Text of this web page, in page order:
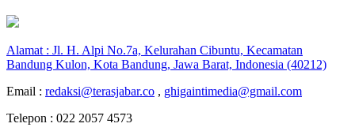
Alamat : Jl. H. Alpi No.7a, Kelurahan Cibuntu, Kecamatan
Bandung Kulon, Kota Bandung, Jawa Barat, Indonesia (40212)
Email : redaksi@terasjabar.co , ghigaintimedia@gmail.com
Telepon : 022 2057 4573